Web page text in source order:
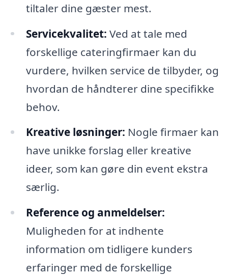
tiltaler dine gæster mest.
Servicekvalitet: Ved at tale med
forskellige cateringfirmaer kan du
vurdere, hvilken service de tilbyder, og
hvordan de håndterer dine specifikke
behov.
Kreative løsninger: Nogle firmaer kan
have unikke forslag eller kreative
ideer, som kan gøre din event ekstra
særlig.
Reference og anmeldelser:
Muligheden for at indhente
information om tidligere kunders
erfaringer med de forskellige